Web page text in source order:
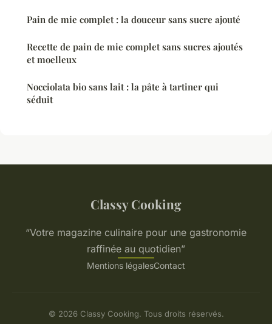
Pain de mie complet : la douceur sans sucre ajouté
Recette de pain de mie complet sans sucres ajoutés
et moelleux
Nocciolata bio sans lait : la pâte à tartiner qui
séduit
Classy Cooking
“Votre magazine culinaire pour une gastronomie
raffinée au quotidien”
Mentions légalesContact
© 2026 Classy Cooking. Tous droits réservés.